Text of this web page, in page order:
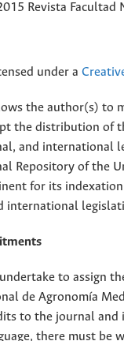
Revista Facultad
under a
the author(s) to
the distribution of
and international
Repository of the
for its
international
to assign
de Agronomía
to the journal
there must be